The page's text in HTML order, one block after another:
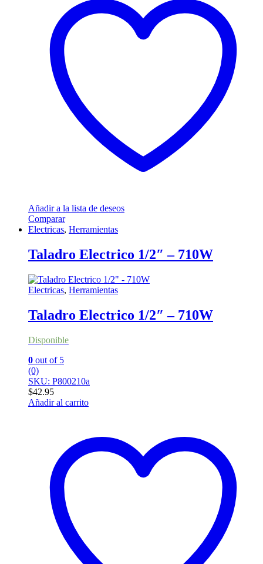
Añadir a la lista de deseos
Comparar
Electricas, Herramientas
Taladro Electrico 1/2″ – 710W
Electricas, Herramientas
Taladro Electrico 1/2″ – 710W
Disponible
0 out of 5
(0)
SKU: P800210a
$42.95
Añadir al carrito